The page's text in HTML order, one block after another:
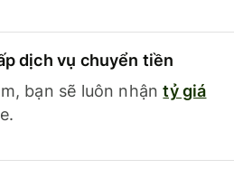
dịch vụ chuyển tiền
bạn sẽ luôn nhậntỷ giá